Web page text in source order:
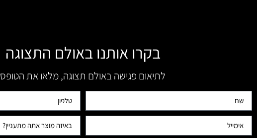
בקרו אותנו באולם התצוגה
לתיאום פגישה באולם תצוגה, מלאו את הטופס